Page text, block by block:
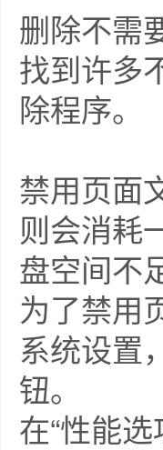
删除不需
找到许多
除程序。
禁用页面
则会消耗
盘空间不
为了禁用
系统设置
钮。
在“性能